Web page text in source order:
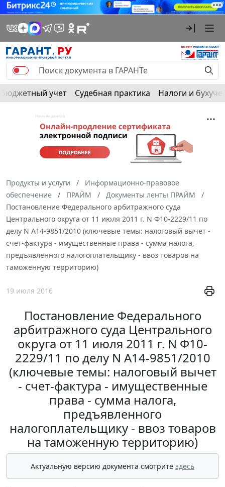
Бюджетный учет Судебная практика Налоги и
Продукты и услуги
Информационно-правовое
обеспечение
ПРАЙМ
Документы ленты ПРАЙМ
Постановление Федерального арбитражного суда
Центрального округа от 11 июля 2011 г. N Ф10-2229/11 по
делу N А14-9851/2010 (ключевые темы: налоговый вычет -
счет-фактура - имущественные права - сумма налога,
предъявленного налогоплательщику - ввоз товаров на
таможенную территорию)
19 июля 2016
Постановление Федерального
арбитражного суда Центрального
округа от 11 июля 2011 г. N Ф10-
2229/11 по делу N А14-9851/2010
(ключевые темы: налоговый вычет
- счет-фактура - имущественные
права - сумма налога,
предъявленного
налогоплательщику - ввоз товаров
на таможенную территорию)
Актуальную версию документа смотрите здесь